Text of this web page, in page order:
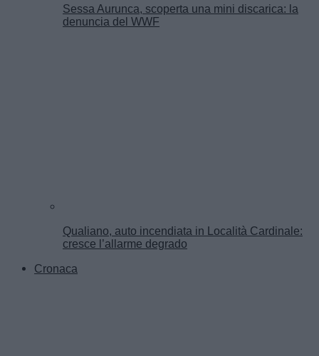
Sessa Aurunca, scoperta una mini discarica: la
denuncia del WWF
Qualiano, auto incendiata in Località Cardinale:
cresce l’allarme degrado
Cronaca